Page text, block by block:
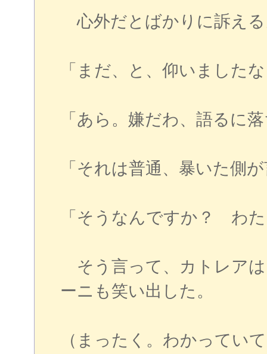
心外だとばかりに訴え
「まだ、と、仰いました
「あら。嫌だわ、語るに
「それは普通、暴いた側
「そうなんですか？ わ
そう言って、カトレア
ーニも笑い出した。
（まったく。わかってい